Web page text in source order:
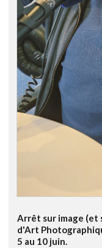
Arrêt sur image (et
d'Art
5 au 10 juin.